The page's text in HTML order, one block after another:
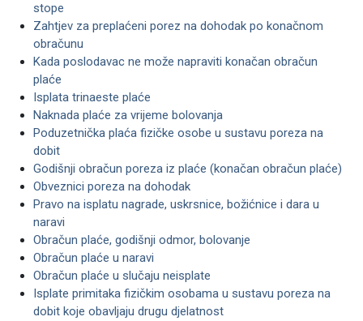
stope
Zahtjev za preplaćeni porez na dohodak po konačnom
obračunu
Kada poslodavac ne može napraviti konačan obračun
plaće
Isplata trinaeste plaće
Naknada plaće za vrijeme bolovanja
Poduzetnička plaća fizičke osobe u sustavu poreza na
dobit
Godišnji obračun poreza iz plaće (konačan obračun plaće)
Obveznici poreza na dohodak
Pravo na isplatu nagrade, uskrsnice, božićnice i dara u
naravi
Obračun plaće, godišnji odmor, bolovanje
Obračun plaće u naravi
Obračun plaće u slučaju neisplate
Isplate primitaka fizičkim osobama u sustavu poreza na
dobit koje obavljaju drugu djelatnost